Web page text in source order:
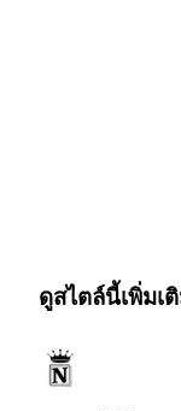
ดูสไตล์นี้เพิ่มเ